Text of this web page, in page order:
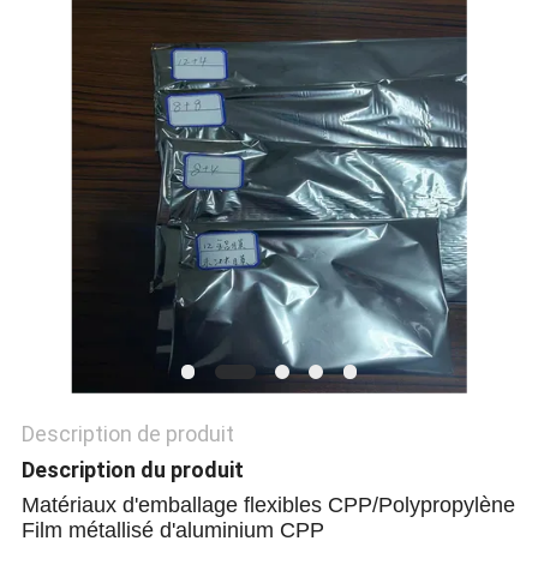
NOUVELLES
DEMANDEZ
UN DEVIS
POLITIQUE
DE
CONFIDENTIALITÉ
Description de produit
Description du produit
Matériaux d'emballage flexibles CPP/Polypropylène
Film métallisé d'aluminium CPP